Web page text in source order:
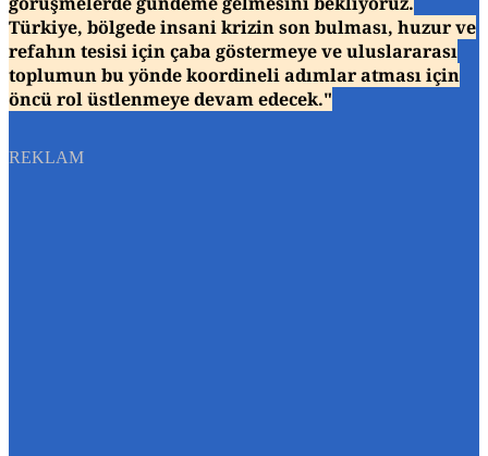
Türkiye, bölgede insani krizin son bulması, huzur ve
refahın tesisi için çaba göstermeye ve uluslararası
toplumun bu yönde koordineli adımlar atması için
öncü rol üstlenmeye devam edecek."
REKLAM